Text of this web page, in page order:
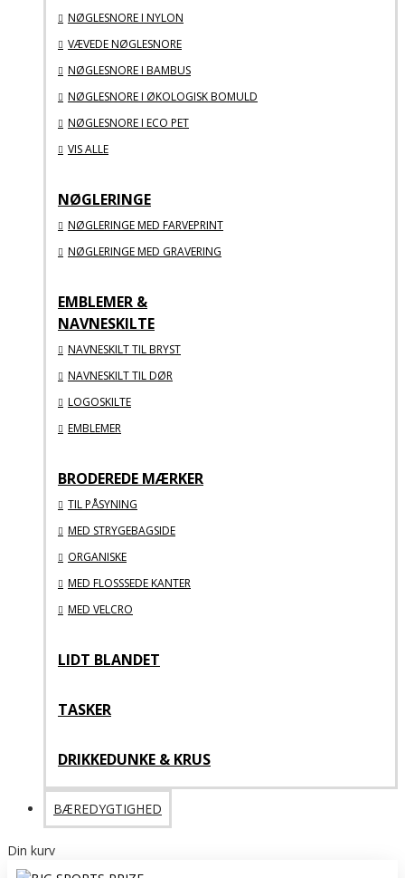
NØGLESNORE I NYLON
VÆVEDE NØGLESNORE
NØGLESNORE I BAMBUS
NØGLESNORE I ØKOLOGISK BOMULD
NØGLESNORE I ECO PET
VIS ALLE
NØGLERINGE
NØGLERINGE MED FARVEPRINT
NØGLERINGE MED GRAVERING
EMBLEMER &
NAVNESKILTE
NAVNESKILT TIL BRYST
NAVNESKILT TIL DØR
LOGOSKILTE
EMBLEMER
BRODEREDE MÆRKER
TIL PÅSYNING
MED STRYGEBAGSIDE
ORGANISKE
MED FLOSSSEDE KANTER
MED VELCRO
LIDT BLANDET
TASKER
DRIKKEDUNKE & KRUS
BÆREDYGTIGHED
Din kurv